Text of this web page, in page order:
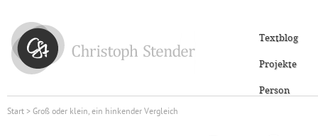
Textblog
Projekte
Person
Start> Groß oder klein, ein hinkender Vergleich